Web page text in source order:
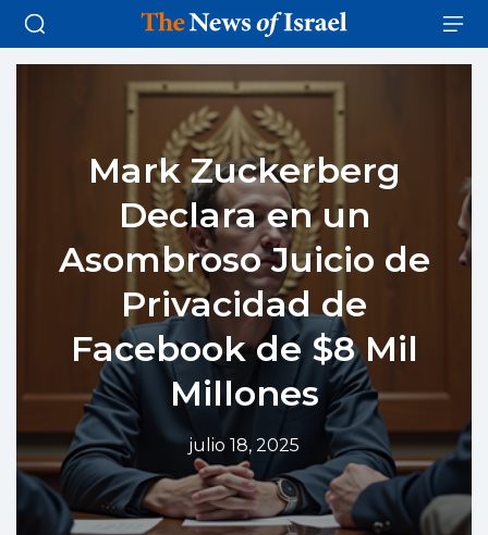
Mark Zuckerberg
Declara en un
Asombroso Juicio de
Privacidad de
Facebook de $8 Mil
Millones
julio 18, 2025